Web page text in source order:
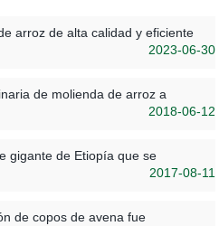
2023-06-30
arroz de alta calidad y eficiente
2018-06-12
de molienda de arroz a
2017-08-11
gigante de Etiopía que se
de copos de avena fue